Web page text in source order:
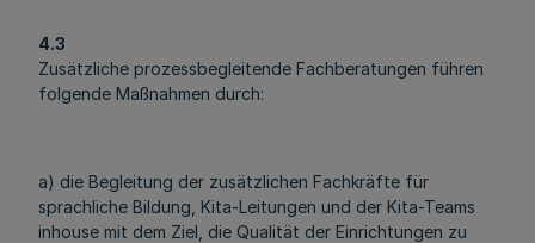
4.3
Zusätzliche prozessbegleitende Fachberatungen führen
folgende Maßnahmen durch:
a) die Begleitung der zusätzlichen Fachkräfte für
sprachliche Bildung, Kita-Leitungen und der Kita-Teams
inhouse mit dem Ziel, die Qualität der Einrichtungen zu